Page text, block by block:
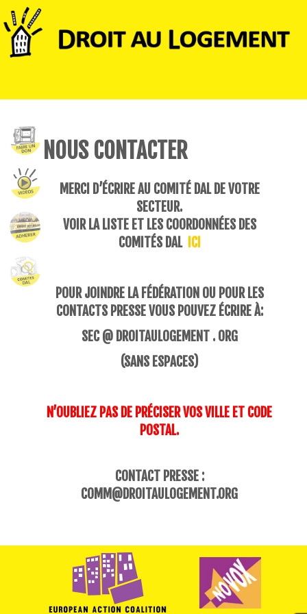
NOUS CONTACTER
MERCI D’ÉCRIRE AU COMITÉ DAL DE VOTRE
SECTEUR.
VOIR LA LISTE ET LES COORDONNÉES DES
COMITÉS DAL ICI
POUR JOINDRE LA FÉDÉRATION OU POUR LES
CONTACTS PRESSE VOUS POUVEZ ÉCRIRE À:
SEC @ DROITAULOGEMENT . ORG
(SANS ESPACES)
N’OUBLIEZ PAS DE PRÉCISER VOS VILLE ET CODE
POSTAL.
CONTACT PRESSE :
COMM@DROITAULOGEMENT.ORG